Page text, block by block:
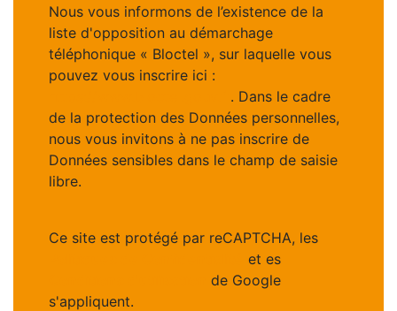
Nous vous informons de l’existence de la
liste d'opposition au démarchage
téléphonique « Bloctel », sur laquelle vous
pouvez vous inscrire ici :
. Dans le cadre
de la protection des Données personnelles,
nous vous invitons à ne pas inscrire de
Données sensibles dans le champ de saisie
libre.
Ce site est protégé par reCAPTCHA, les
et es
de Google
s'appliquent.